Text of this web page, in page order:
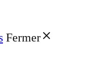
Fermer